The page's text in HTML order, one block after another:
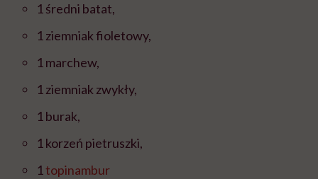
1 średni batat,
1 ziemniak fioletowy,
1 marchew,
1 ziemniak zwykły,
1 burak,
1 korzeń pietruszki,
1 topinambur